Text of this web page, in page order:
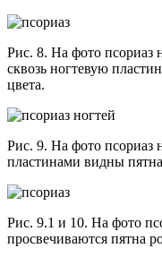
Рис. 8. На фото псориаз
сквозь ногтевую
цвета.
Рис. 9. На фото псориаз
пластинами видны
Рис. 9.1 и 10. На фото
просвечиваются пятна